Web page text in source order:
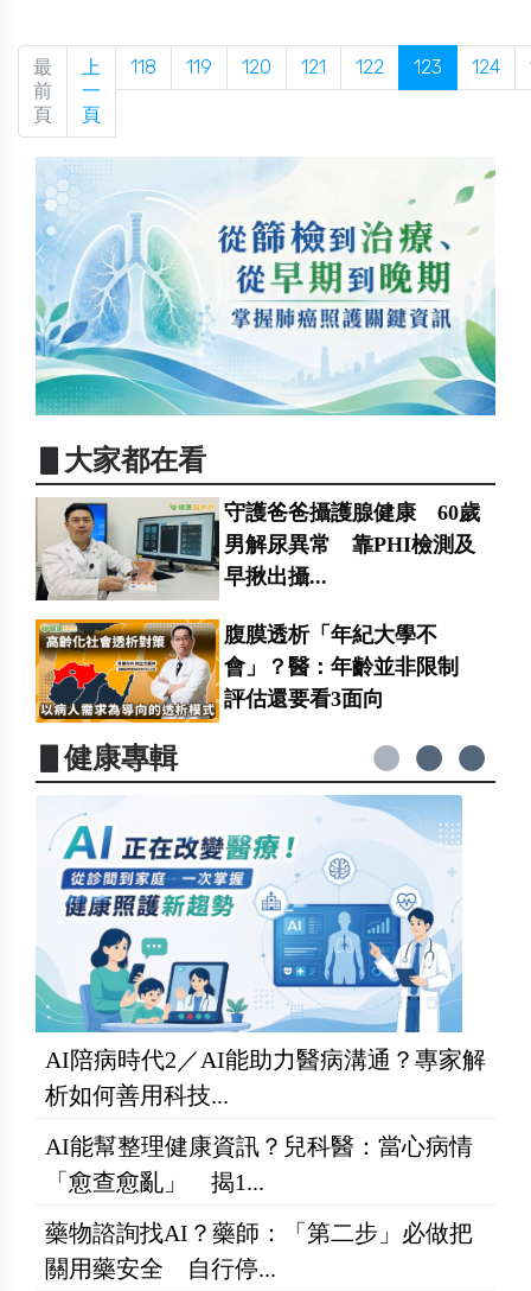
最
前
頁
上
一
頁
118 119 120 121 122 123 124
▋大家都在看
守護爸爸攝護腺健康 60歲
男解尿異常 靠PHI檢測及
早揪出攝...
腹膜透析「年紀大學不
會」？醫：年齡並非限制
評估還要看3面向
▋健康專輯
AI陪病時代2／AI能助力醫病溝通？專家解
析如何善用科技...
AI能幫整理健康資訊？兒科醫：當心病情
「愈查愈亂」 揭1...
藥物諮詢找AI？藥師：「第二步」必做把
關用藥安全 自行停...